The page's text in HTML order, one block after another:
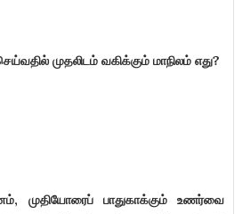
முதலிடம் வகிக்கும் மாநிலம் எது?
முதியோரைப் பாதுகாக்கும் உணர்வை